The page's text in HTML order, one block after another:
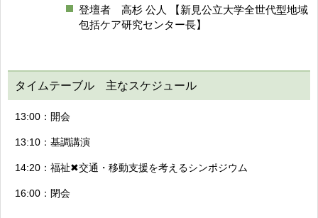
登壇者 高杉 公人 【新見公立大学全世代型地域
包括ケア研究センター長】
タイムテーブル 主なスケジュール
13:00：開会
13:10：基調講演
14:20：福祉✖交通・移動支援を考えるシンポジウム
16:00：閉会